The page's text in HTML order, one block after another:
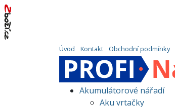
Úvod Kontakt Obchodní podmínky
Akumulátorové nářadí
Aku vrtačky